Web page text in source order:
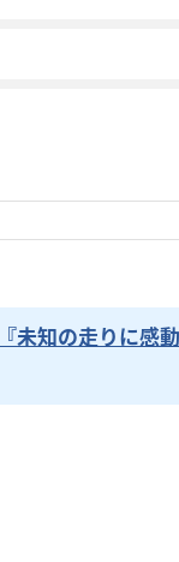
未知の走りに感